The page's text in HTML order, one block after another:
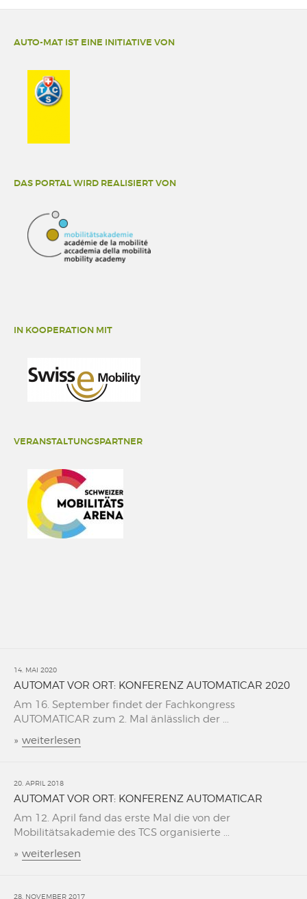
AUTO-MAT IST EINE INITIATIVE VON
DAS PORTAL WIRD REALISIERT VON
IN KOOPERATION MIT
VERANSTALTUNGSPARTNER
14. MAI 2020
AUTOMAT VOR ORT: KONFERENZ AUTOMATICAR 2020
Am 16. September findet der Fachkongress
AUTOMATICAR zum 2. Mal änlässlich der ...
» weiterlesen
20. APRIL 2018
AUTOMAT VOR ORT: KONFERENZ AUTOMATICAR
Am 12. April fand das erste Mal die von der
Mobilitätsakademie des TCS organisierte ...
» weiterlesen
28. NOVEMBER 2017